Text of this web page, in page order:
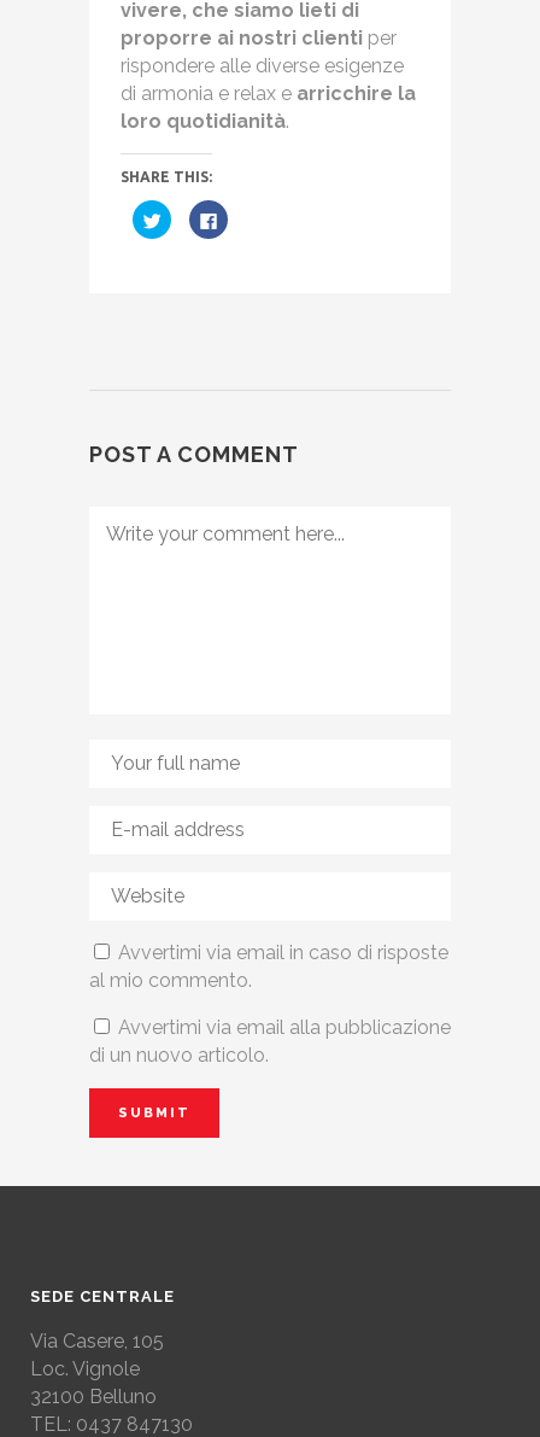
vivere, che siamo lieti di
proporre ai nostri clienti per
rispondere alle diverse esigenze
di armonia e relax e arricchire la
loro quotidianità.
SHARE THIS:
Fai
clic
finestra)
Fai
clic
POST A COMMENT
Avvertimi via email in caso di risposte
al mio commento.
Avvertimi via email alla pubblicazione
di un nuovo articolo.
SEDE CENTRALE
Via Casere, 105
Loc. Vignole
32100 Belluno
TEL: 0437 847130